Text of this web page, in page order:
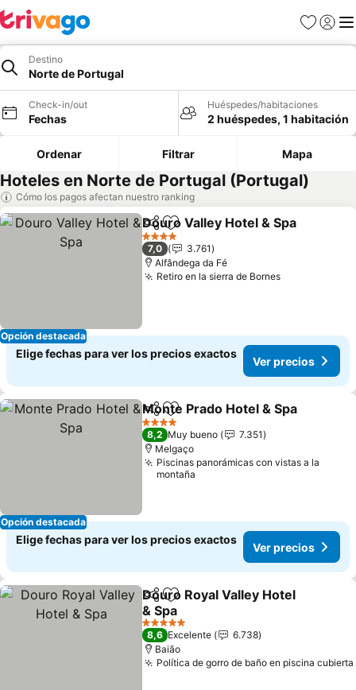
Favoritos
Iniciar
Destino
Norte de Portugal
Check-in/out
Fechas
Huéspedes/habitaciones
2 huéspedes, 1 habitación
Ordenar Filtrar Mapa
Hoteles en Norte de Portugal (Portugal)
Cómo los pagos afectan nuestro ranking
Opción destacada
CompartirAgregar a favoritos
Douro Valley Hotel & Spa
4 Estrellas
7,0
3.761
Alfândega da Fé
Retiro en la sierra de Bornes
Elige fechas para ver los precios exactos
Ver precios
Opción destacada
CompartirAgregar a favoritos
Monte Prado Hotel & Spa
4 Estrellas
8,2 Muy bueno
7.351
Melgaço
Piscinas panorámicas con vistas a la
montaña
Elige fechas para ver los precios exactos
Ver precios
CompartirAgregar a favoritos
Douro Royal Valley Hotel
& Spa
5 Estrellas
8,6 Excelente
6.738
Baião
Política de gorro de baño en piscina cubierta